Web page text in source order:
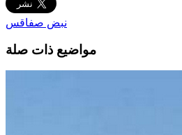
نبض صفاقس
مواضيع ذات صلة